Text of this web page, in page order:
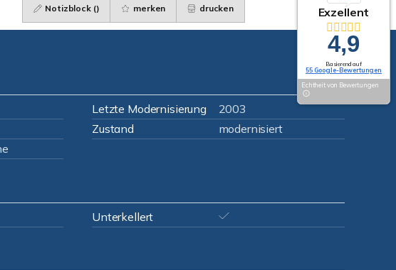
Notizblock () merken drucken
Letzte Modernisierung
2003
Zustand
modernisiert
Unterkellert
Exzellent
4,9
Basierend auf
55 Google-Bewertungen
Echtheit von Bewertungen